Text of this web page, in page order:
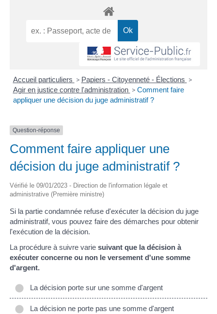
Accueil particuliers > Papiers - Citoyenneté - Élections >
Agir en justice contre l'administration > Comment faire
appliquer une décision du juge administratif ?
Question-réponse
Comment faire appliquer une
décision du juge administratif ?
Vérifié le 09/01/2023 - Direction de l'information légale et
administrative (Première ministre)
Si la partie condamnée refuse d'exécuter la décision du juge
administratif, vous pouvez faire des démarches pour obtenir
l'exécution de la décision.
La procédure à suivre varie suivant que la décision à
exécuter concerne ou non le versement d'une somme
d'argent.
La décision porte sur une somme d'argent
La décision ne porte pas une somme d'argent